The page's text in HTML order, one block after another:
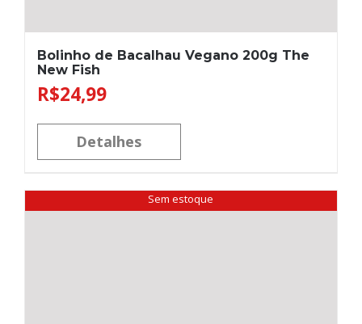
Bolinho de Bacalhau Vegano 200g The
New Fish
R$24,99
Detalhes
Sem estoque